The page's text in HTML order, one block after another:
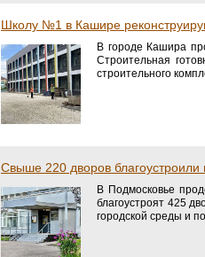
Школу №1 в Кашире
В городе Кашира
Строительная
строительного
Свыше 220 дворов благоустроили
В Подмосковье
благоустроят 425
городской среды и